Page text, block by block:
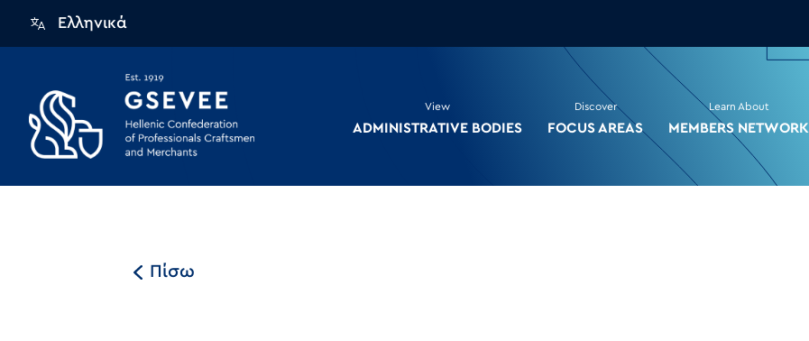
Ελληνικά
View
ADMINISTRATIVE BODIES
Discover
FOCUS AREAS
Learn About
MEMBERS NETWORK
Πίσω